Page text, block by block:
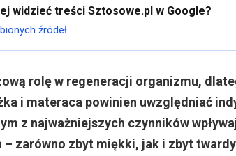
widzieć treści Sztosowe.pl w Google?
źródeł
rolę w regeneracji organizmu,
i materaca powinien uwzględniać
z najważniejszych czynników
– zarówno zbyt miękki, jak i zbyt